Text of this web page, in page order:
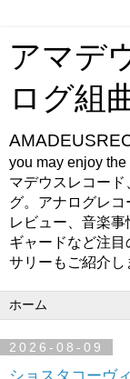
アマデ
ログ組
you may enjoy
マデウスレコー
グ。アナログレ
レビュー、音楽
ギャードなど注
サリーもご紹介し
2026-08-09
ショスタコーヴ